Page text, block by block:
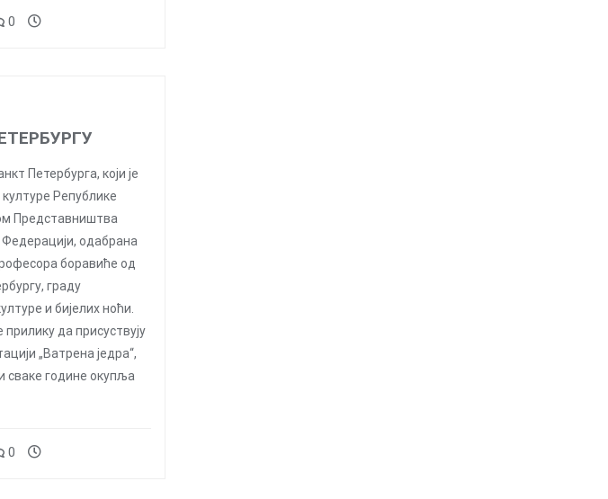
0
Петербурга, који је
Републике
Представништва
Федерацији, одабрана
боравиће од
граду
и бијелих ноћи.
да присуствују
„Ватрена једра“,
сваке године окупља
0